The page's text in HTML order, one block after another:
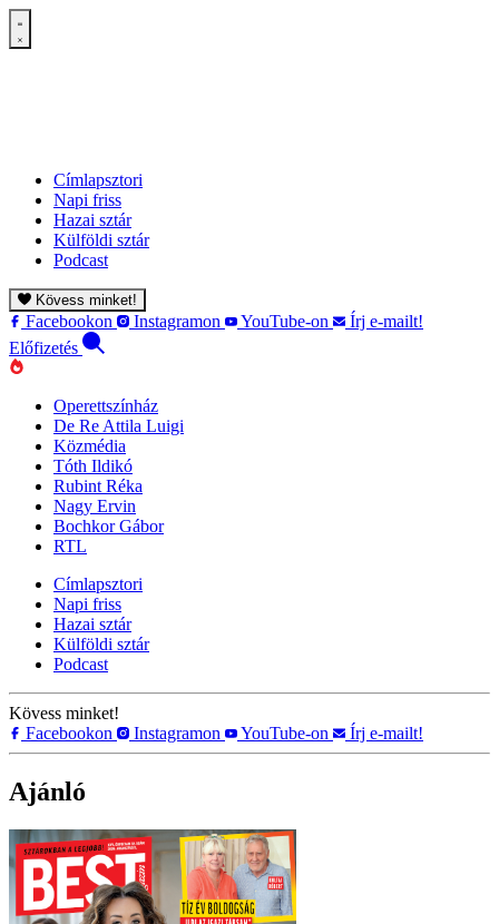
Címlapsztori
Napi friss
Hazai sztár
Külföldi sztár
Podcast
Kövess minket!
Facebookon Instagramon YouTube-on
Írj e-mailt!
Előfizetés
Operettszínház
De Re Attila Luigi
Közmédia
Tóth Ildikó
Rubint Réka
Nagy Ervin
Bochkor Gábor
RTL
Címlapsztori
Napi friss
Hazai sztár
Külföldi sztár
Podcast
Kövess minket!
Facebookon
Instagramon YouTube-on Írj e-mailt!
Ajánló